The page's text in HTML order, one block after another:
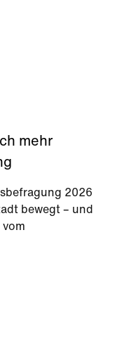
mehr
2026
bewegt – und